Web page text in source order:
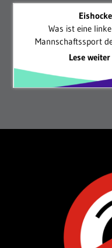
Was ist eine
Mannschaftssport
Lese